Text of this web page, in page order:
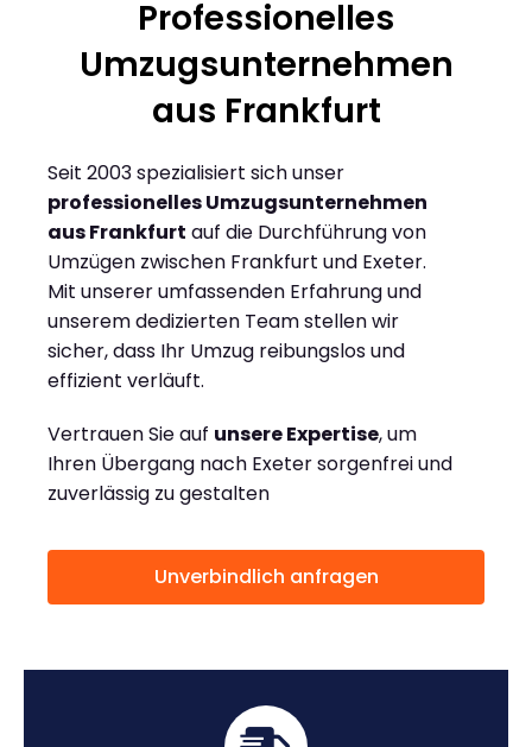
Professionelles
Umzugsunternehmen
aus Frankfurt
Seit 2003 spezialisiert sich unser
professionelles Umzugsunternehmen
aus Frankfurt auf die Durchführung von
Umzügen zwischen Frankfurt und Exeter.
Mit unserer umfassenden Erfahrung und
unserem dedizierten Team stellen wir
sicher, dass Ihr Umzug reibungslos und
effizient verläuft.
Vertrauen Sie auf unsere Expertise, um
Ihren Übergang nach Exeter sorgenfrei und
zuverlässig zu gestalten
Unverbindlich anfragen